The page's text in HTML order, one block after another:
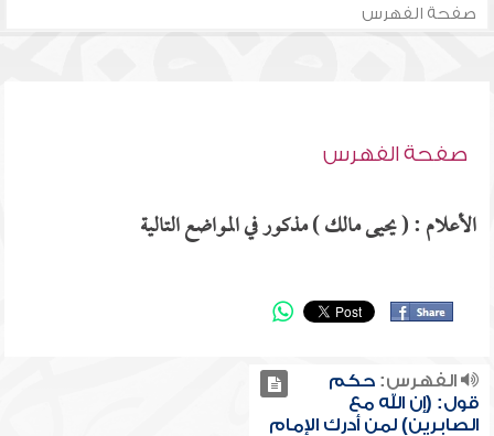
صفحة الفهرس
صفحة الفهرس
الأعلام : ( يحيى مالك ) مذكور في المواضع التالية
الفهرس:حكم
قول: (إن الله مع
الصابرين) لمن أدرك الإمام